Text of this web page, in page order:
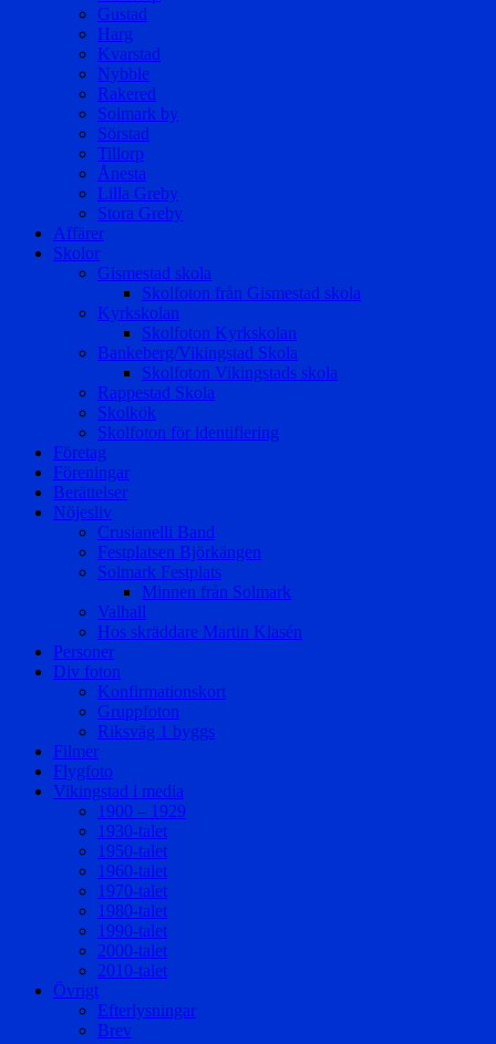
Gustad
Harg
Kvarstad
Nybble
Rakered
Solmark by
Sörstad
Tillorp
Ånesta
Lilla Greby
Stora Greby
Affärer
Skolor
Gismestad skola
Skolfoton från Gismestad skola
Kyrkskolan
Skolfoton Kyrkskolan
Bankeberg/Vikingstad Skola
Skolfoton Vikingstads skola
Rappestad Skola
Skolkök
Skolfoton för identifiering
Företag
Föreningar
Berättelser
Nöjesliv
Crusianelli Band
Festplatsen Björkängen
Solmark Festplats
Minnen från Solmark
Valhall
Hos skräddare Martin Klasén
Personer
Div foton
Konfirmationskort
Gruppfoton
Riksväg 1 byggs
Filmer
Flygfoto
Vikingstad i media
1900 – 1929
1930-talet
1950-talet
1960-talet
1970-talet
1980-talet
1990-talet
2000-talet
2010-talet
Övrigt
Efterlysningar
Brev